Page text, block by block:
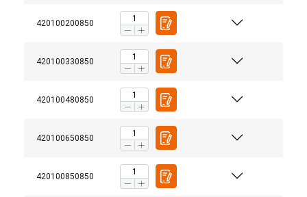
420100200850
420100330850
420100480850
420100650850
420100850850